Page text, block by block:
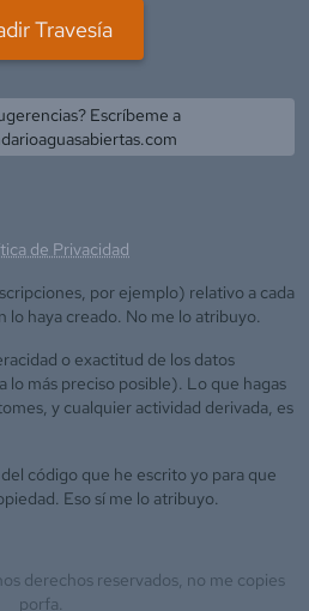
Travesía
Escríbeme a
de Privacidad
por ejemplo) relativo a cada
haya creado. No me lo atribuyo.
o exactitud de los datos
más preciso posible). Lo que hagas
y cualquier actividad derivada, es
código que he escrito yo para que
Eso sí me lo atribuyo.
derechos reservados, no me copies
porfa.